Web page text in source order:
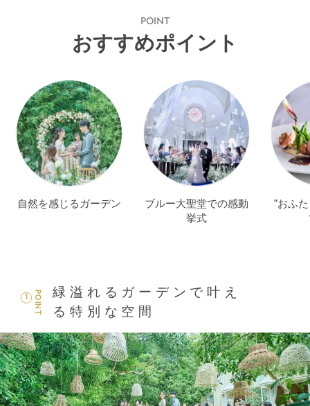
POINT
おすすめポイント
自然を感じるガーデン
ブルー大聖堂での感動
挙式
”おふ
POINT
1
緑溢れるガーデンで叶え
る特別な空間